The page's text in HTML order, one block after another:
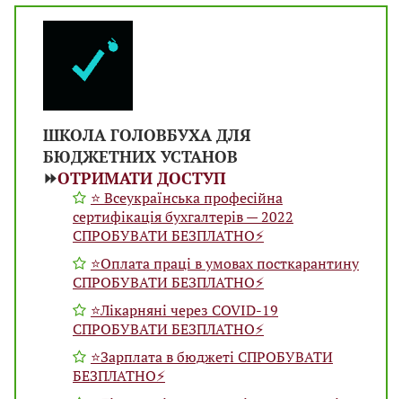
ШКОЛА ГОЛОВБУХА ДЛЯ
БЮДЖЕТНИХ УСТАНОВ
⏩ОТРИМАТИ ДОСТУП
⭐️ Всеукраїнська професійна
сертифікація бухгалтерів — 2022
СПРОБУВАТИ БЕЗПЛАТНО⚡️
⭐️Оплата праці в умовах посткарантину
СПРОБУВАТИ БЕЗПЛАТНО⚡️
⭐️Лікарняні через COVID-19
СПРОБУВАТИ БЕЗПЛАТНО⚡️
⭐️Зарплата в бюджеті СПРОБУВАТИ
БЕЗПЛАТНО⚡️